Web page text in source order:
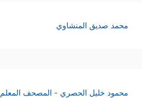
محمد صديق المنشاوي
محمود خليل الحصري - المصحف المعلم